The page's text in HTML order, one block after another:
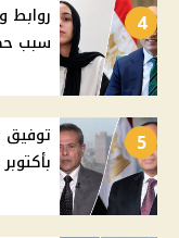
4
روابط
سبب حصول
5